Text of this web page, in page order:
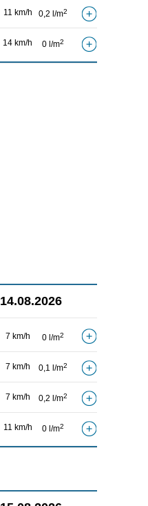
11 km/h 0,2 l/m2
14 km/h 0 l/m2
14.08.2026
7 km/h 0 l/m2
7 km/h 0,1 l/m2
7 km/h 0,2 l/m2
11 km/h 0 l/m2